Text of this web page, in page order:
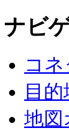
ナビ
コ
目
地図